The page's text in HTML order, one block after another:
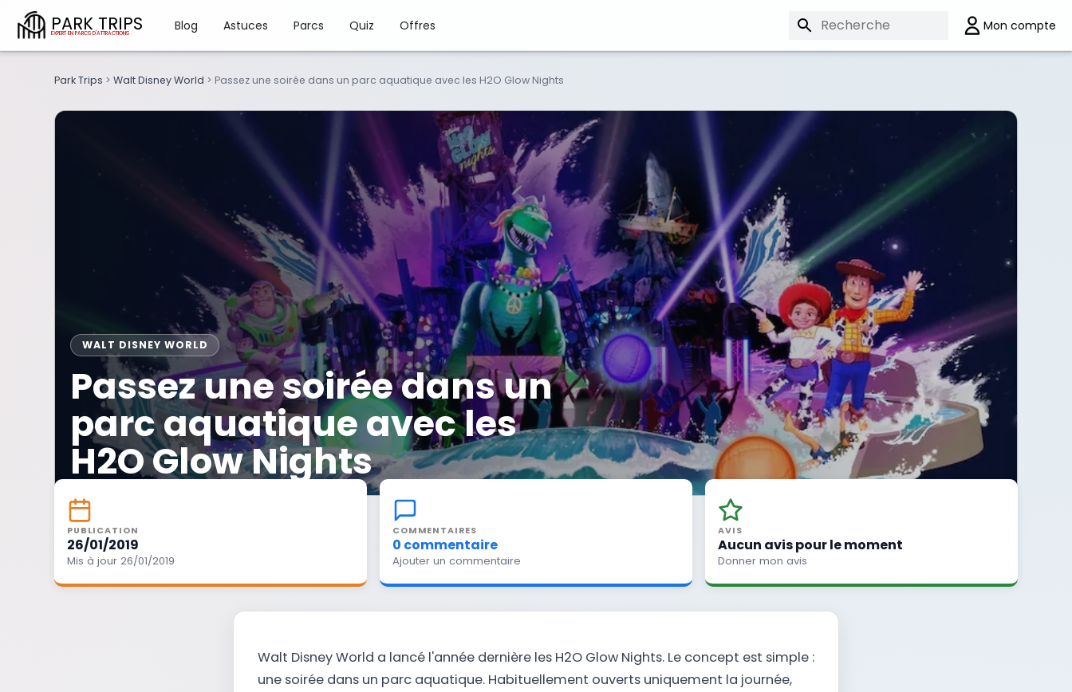
PARK TRIPS Blog Astuces Parcs Quiz Offres
Park Trips > Walt Disney World > Passez une soirée dans un parc aquatique avec les H2O Glow Nights
WALT DISNEY WORLD
Passez une soirée dans un
parc aquatique avec les
H2O Glow Nights
PUBLICATION
26/01/2019
Mis à jour 26/01/2019
COMMENTAIRES
0 commentaire
Ajouter un commentaire
AVIS
Aucun avis pour le moment
Donner mon avis
Walt Disney World a lancé l'année dernière les H2O Glow Nights. Le concept est simple :
une soirée dans un parc aquatique. Habituellement ouverts uniquement la journée,